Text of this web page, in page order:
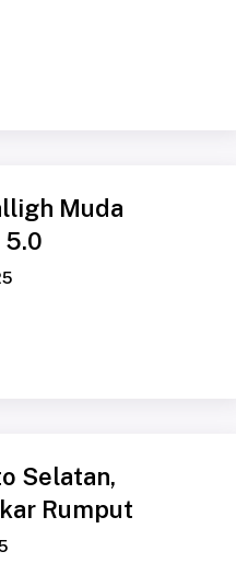
Muda
5.0
Selatan,
Rumput